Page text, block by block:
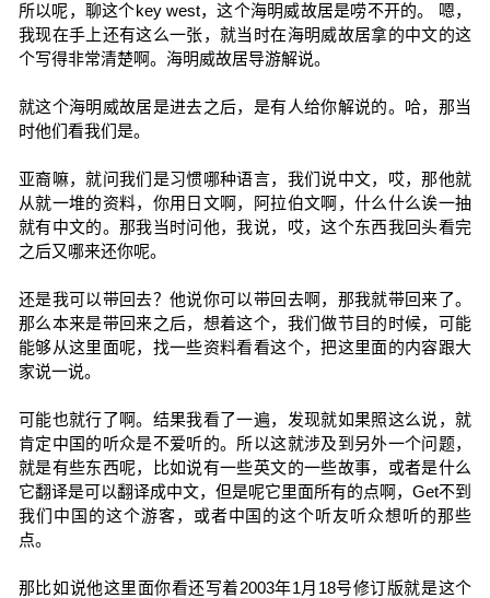
所以呢，聊这个key west，这个海明威故居是唠不开的。 嗯，
我现在手上还有这么一张，就当时在海明威故居拿的中文的这
个写得非常清楚啊。海明威故居导游解说。
就这个海明威故居是进去之后，是有人给你解说的。哈，那当
时他们看我们是。
亚裔嘛，就问我们是习惯哪种语言，我们说中文，哎，那他就
从就一堆的资料，你用日文啊，阿拉伯文啊，什么什么诶一抽
就有中文的。那我当时问他，我说，哎，这个东西我回头看完
之后又哪来还你呢。
还是我可以带回去？他说你可以带回去啊，那我就带回来了。
那么本来是带回来之后，想着这个，我们做节目的时候，可能
能够从这里面呢，找一些资料看看这个，把这里面的内容跟大
家说一说。
可能也就行了啊。结果我看了一遍，发现就如果照这么说，就
肯定中国的听众是不爱听的。所以这就涉及到另外一个问题，
就是有些东西呢，比如说有一些英文的一些故事，或者是什么
它翻译是可以翻译成中文，但是呢它里面所有的点啊，Get不到
我们中国的这个游客，或者中国的这个听友听众想听的那些
点。
那比如说他这里面你看还写着2003年1月18号修订版就是这个